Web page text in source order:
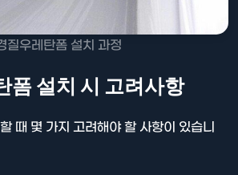
질우레탄폼 설치 과정
폼 설치 시 고려사항
때 몇 가지 고려해야 할 사항이 있습니